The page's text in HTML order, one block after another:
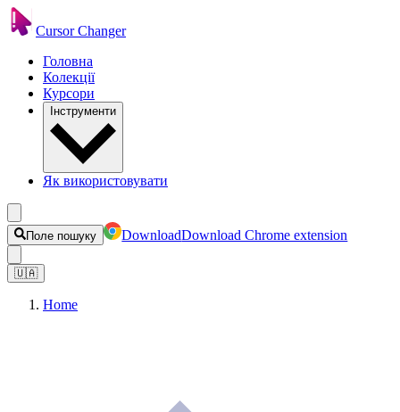
Cursor Changer
Головна
Колекції
Курсори
Інструменти
Як використовувати
Поле пошуку DownloadDownload Chrome extension
🇺🇦
Home